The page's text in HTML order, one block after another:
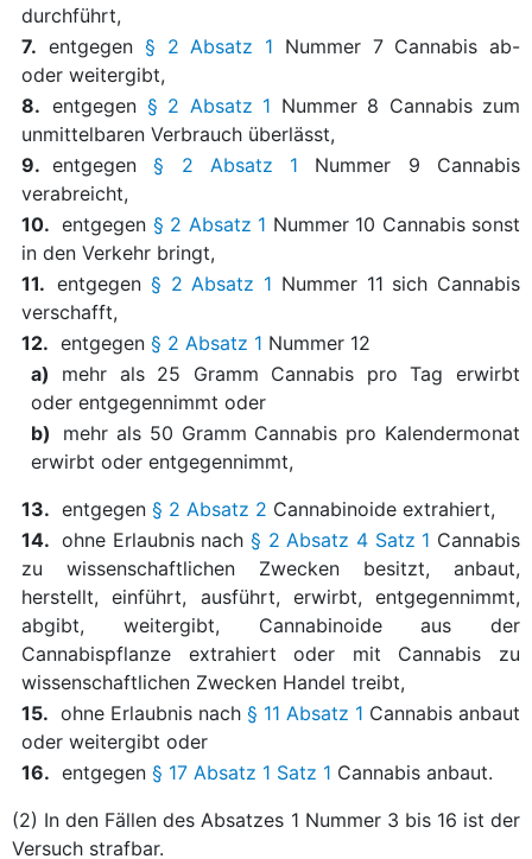
durchführt,
7. entgegen § 2 Absatz 1 Nummer 7 Cannabis ab-
oder weitergibt,
8. entgegen § 2 Absatz 1 Nummer 8 Cannabis zum
unmittelbaren Verbrauch überlässt,
9. entgegen§ 2 Absatz 1 Nummer 9 Cannabis
verabreicht,
10. entgegen § 2 Absatz 1 Nummer 10 Cannabis sonst
in den Verkehr bringt,
11. entgegen § 2 Absatz 1 Nummer 11 sich Cannabis
verschafft,
12. entgegen § 2 Absatz 1 Nummer 12
a)
mehr als 25 Gramm Cannabis pro Tag erwirbt
oder entgegennimmt oder
b)
mehr als 50 Gramm Cannabis pro Kalendermonat
erwirbt oder entgegennimmt,
13. entgegen § 2 Absatz 2 Cannabinoide extrahiert,
14. ohne Erlaubnis nach § 2 Absatz 4 Satz 1 Cannabis
zu wissenschaftlichen Zwecken besitzt, anbaut,
herstellt, einführt, ausführt, erwirbt, entgegennimmt,
abgibt, weitergibt, Cannabinoide aus der
Cannabispflanze extrahiert oder mit Cannabis zu
wissenschaftlichen Zwecken Handel treibt,
15. ohne Erlaubnis nach § 11 Absatz 1 Cannabis anbaut
oder weitergibt oder
16. entgegen § 17 Absatz 1 Satz 1 Cannabis anbaut.
(2) In den Fällen des Absatzes 1 Nummer 3 bis 16 ist der
Versuch strafbar.